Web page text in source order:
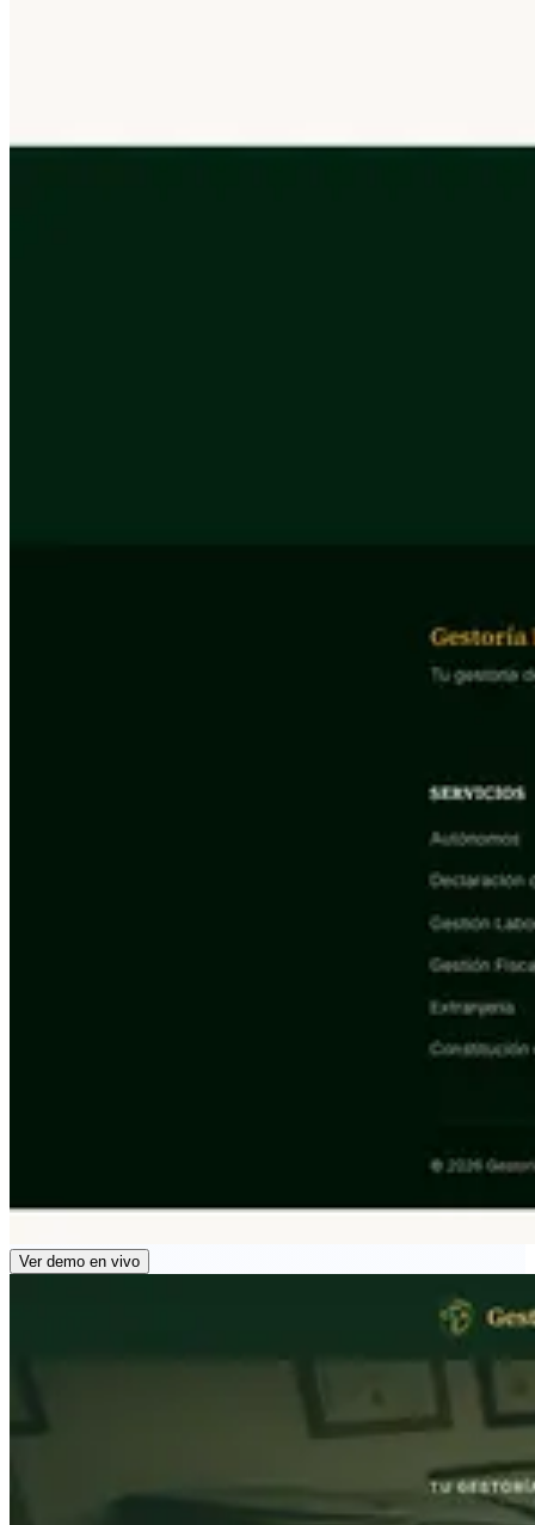
Ver demo en vivo